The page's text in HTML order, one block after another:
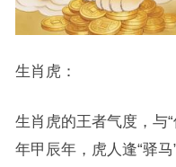
生肖虎：
生肖虎的王者气度，与
年甲辰年，虎人逢“驿